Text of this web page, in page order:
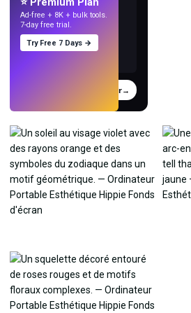
Essayer→
Ad-free + 8K + bulk tools.
7-day free trial.
Try Free 7 Days →